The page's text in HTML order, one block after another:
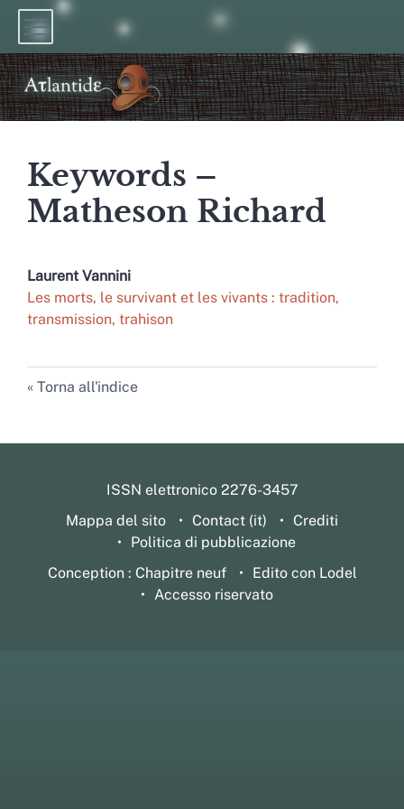
Keywords –
Matheson Richard
Laurent Vannini
Les morts, le survivant et les vivants : tradition,
transmission, trahison
Torna all'indice
ISSN elettronico 2276-3457
Mappa del sito
Contact (it)
Crediti
Politica di pubblicazione
Conception : Chapitre neuf
Edito con Lodel
Accesso riservato